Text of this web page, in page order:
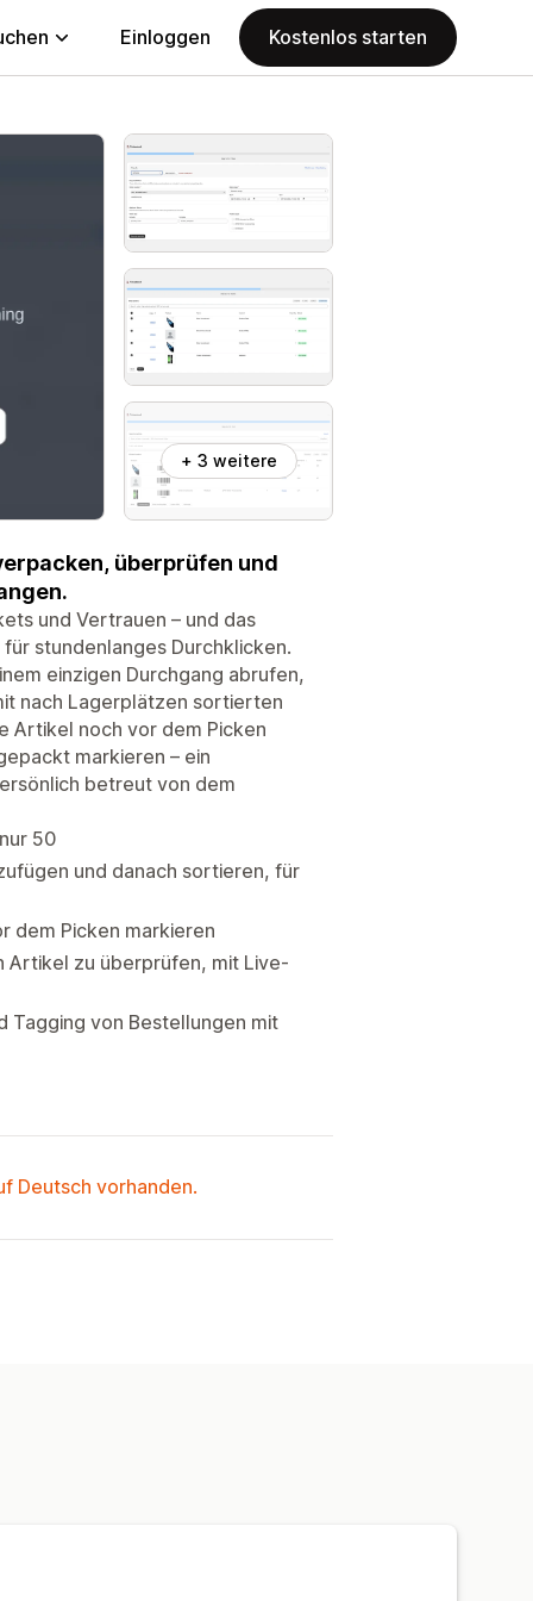
Einloggen Kostenlos starten
+ 3 weitere
überprüfen und
und Vertrauen – und das
stundenlanges Durchklicken.
einzigen Durchgang abrufen,
nach Lagerplätzen sortierten
Artikel noch vor dem Picken
markieren – ein
betreut von dem
50
und danach sortieren, für
dem Picken markieren
Artikel zu überprüfen, mit Live-
Tagging von Bestellungen mit
Deutsch vorhanden.